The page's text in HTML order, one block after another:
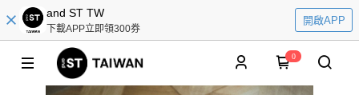
and ST TW
下載APP立即領300券
開啟APP
0